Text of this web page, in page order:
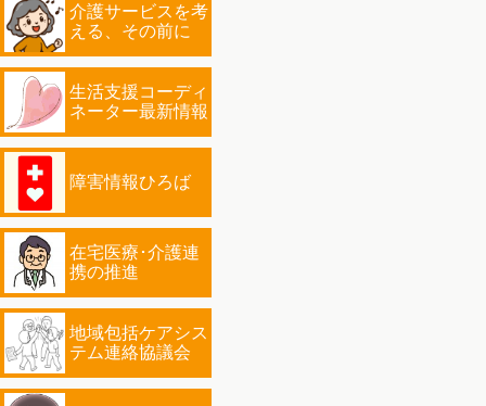
介護サービスを考
える、その前に
生活支援コーディ
ネーター最新情報
障害情報ひろば
在宅医療･介護連
携の推進
地域包括ケアシス
テム連絡協議会